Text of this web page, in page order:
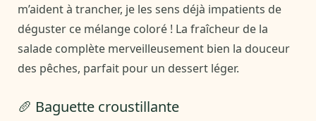
m’aident à trancher, je les sens déjà impatients de
déguster ce mélange coloré ! La fraîcheur de la
salade complète merveilleusement bien la douceur
des pêches, parfait pour un dessert léger.
🥖 Baguette croustillante